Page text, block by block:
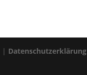
| Datenschutzerklärung